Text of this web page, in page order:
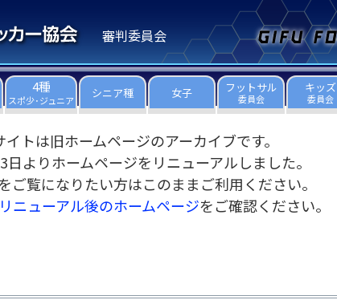
審判委員会
4種
スポ少･ジュニア シニア種 女子 フットサル
委員会
キッズ
委員会
イトは旧ホームページのアーカイブです。
日よりホームページをリニューアルしました。
ご覧になりたい方はこのままご利用ください。
リニューアル後のホームページをご確認ください。